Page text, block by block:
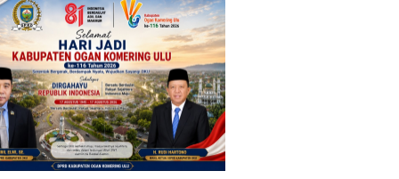
untuk Kemajuan